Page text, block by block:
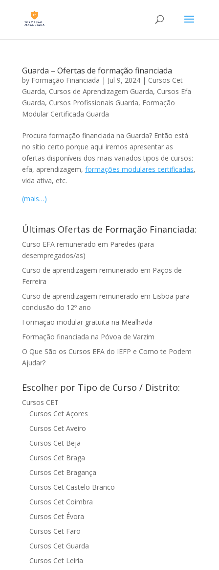
Guarda – Ofertas de formação financiada
by Formação Financiada | Jul 9, 2024| Cursos Cet
Guarda, Cursos de Aprendizagem Guarda, Cursos Efa
Guarda, Cursos Profissionais Guarda, Formação
Modular Certificada Guarda
Procura formação financiada na Guarda? Então está
no sítio certo porque aqui iremos apresentar as
ofertas disponíveis dos mais variados tipos de cursos:
efa, aprendizagem, formações modulares certificadas,
vida ativa, etc.
(mais…)
Últimas Ofertas de Formação Financiada:
Curso EFA remunerado em Paredes (para
desempregados/as)
Curso de aprendizagem remunerado em Paços de
Ferreira
Curso de aprendizagem remunerado em Lisboa para
conclusão do 12º ano
Formação modular gratuita na Mealhada
Formação financiada na Póvoa de Varzim
O Que São os Cursos EFA do IEFP e Como te Podem
Ajudar?
Escolher por Tipo de Curso / Distrito:
Cursos CET
Cursos Cet Açores
Cursos Cet Aveiro
Cursos Cet Beja
Cursos Cet Braga
Cursos Cet Bragança
Cursos Cet Castelo Branco
Cursos Cet Coimbra
Cursos Cet Évora
Cursos Cet Faro
Cursos Cet Guarda
Cursos Cet Leiria